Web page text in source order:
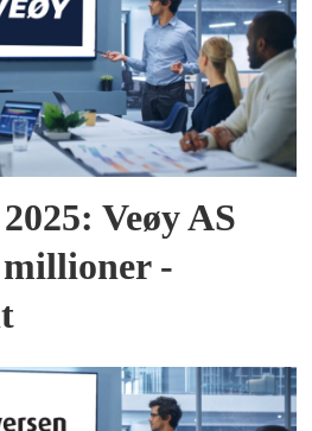
Veøy AS
millioner -